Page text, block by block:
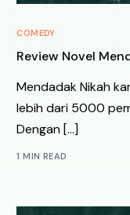
COMEDY
Review Novel
Mendadak Nikah
lebih dari 5000
Dengan […]
1 MIN READ